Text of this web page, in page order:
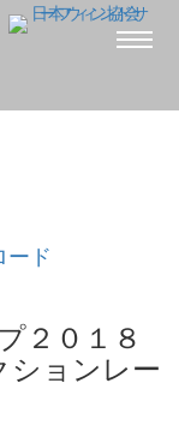
ド
２０１８
ションレー